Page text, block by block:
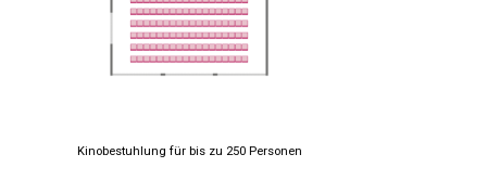
Kinobestuhlung für bis zu 250 Personen